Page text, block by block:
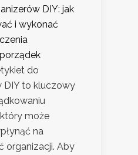
DIY: jak
i wykonać
do
DIY to kluczowy
może
na
organizacji. Aby